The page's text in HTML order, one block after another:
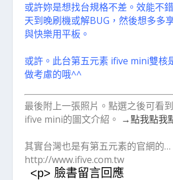
或許妳是想找台規格不差。效能不
天到晚刷機或解BUG，然後想多多
與快樂用平板。
或許。此台第五元素 ifive mini雙核
做考慮的哦^^
最後附上一張照片。點選之後可看
ifive mini的圖文介紹。 →點我點我
其實台灣也是有第五元素的官網的…
http://www.ifive.com.tw
<p> 臉書留言回應